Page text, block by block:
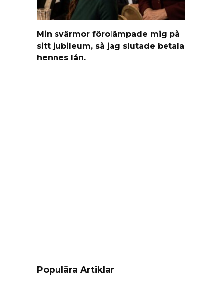
Min svärmor förolämpade mig på
sitt jubileum, så jag slutade betala
hennes lån.
Populära Artiklar